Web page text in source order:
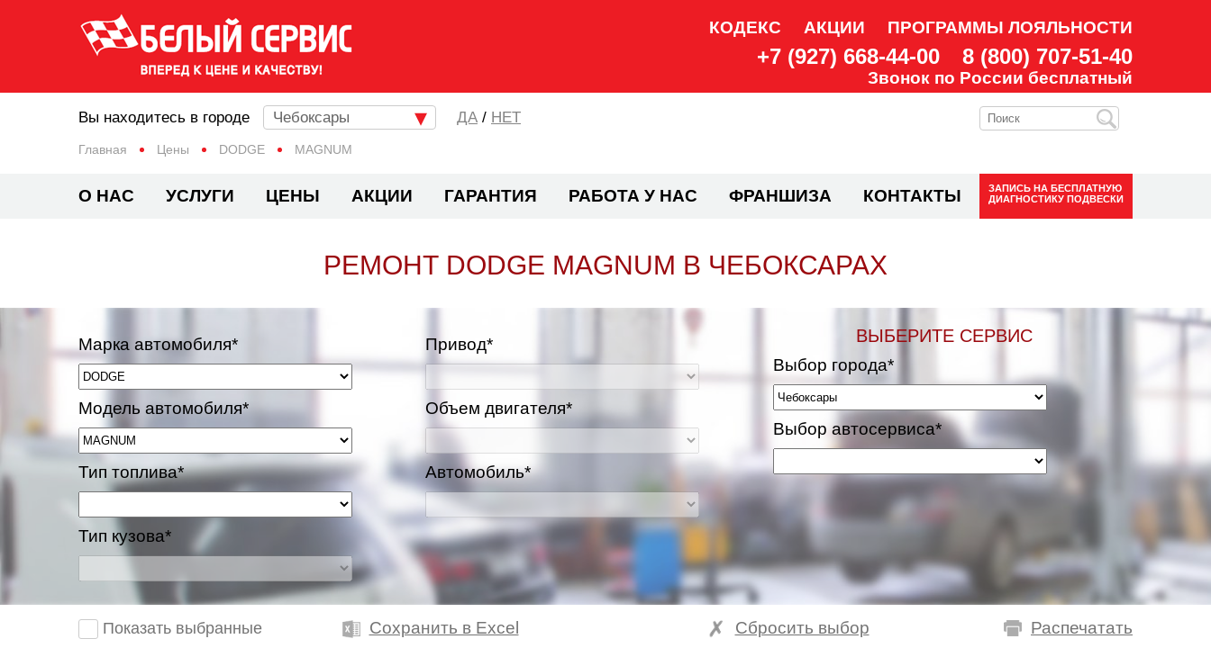
КОДЕКС АКЦИИ ПРОГРАММЫ ЛОЯЛЬНОСТИ
+7 (927) 668-44-00 8 (800) 707-51-40
Звонок по России бесплатный
Главная Цены DODGE MAGNUM
Вы находитесь в городе Чебоксары / НЕТ
О НАС УСЛУГИ ЦЕНЫ АКЦИИ ГАРАНТИЯ РАБОТА У НАС ФРАНШИЗА КОНТАКТЫ ЗАПИСЬ НА БЕСПЛАТНУЮ
ДИАГНОСТИКУ ПОДВЕСКИ
РЕМОНТ DODGE MAGNUM В ЧЕБОКСАРАХ
Марка автомобиля*
Модель автомобиля*
Тип топлива*
Тип кузова*
Привод*
Объем двигателя*
Автомобиль*
ВЫБЕРИТЕ СЕРВИС
Выбор города*
Выбор автосервиса*
Показать выбранные Сохранить в Excel Распечатать
Сбросить выбор